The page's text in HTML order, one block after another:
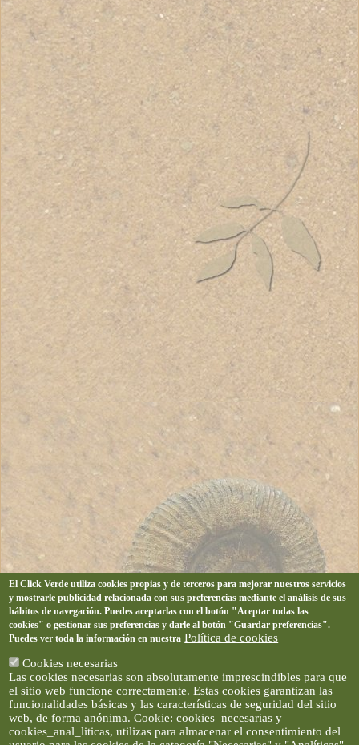
El Click Verde utiliza cookies propias y de terceros para mejorar nuestros servicios
y mostrarle publicidad relacionada con sus preferencias mediante el análisis de sus
hábitos de navegación. Puedes aceptarlas con el botón "Aceptar todas las
cookies" o gestionar sus preferencias y darle al botón "Guardar preferencias".
Puedes ver toda la información en nuestra Política de cookies
Cookies necesarias
Las cookies necesarias son absolutamente imprescindibles para que
el sitio web funcione correctamente. Estas cookies garantizan las
funcionalidades básicas y las características de seguridad del sitio
web, de forma anónima. Cookie: cookies_necesarias y
cookies_anal_liticas, utilizas para almacenar el consentimiento del